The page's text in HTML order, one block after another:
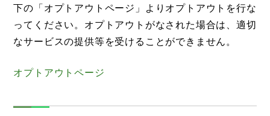
下の「オプトアウトページ」よりオプトアウトを行な
ってください。オプトアウトがなされた場合は、適切
なサービスの提供等を受けることができません。
オプトアウトページ